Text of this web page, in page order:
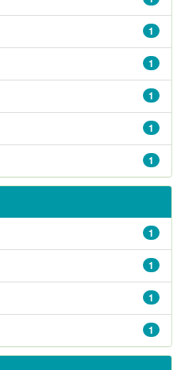
1
1
1
1
1
1
1
1
1